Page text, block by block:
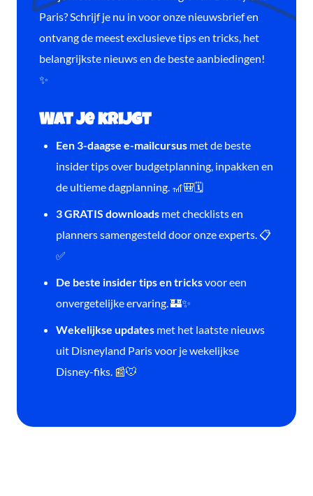
Paris? Schrijf je nu in voor onze nieuwsbrief en
ontvang de meest exclusieve tips en tricks, het
belangrijkste nieuws en de beste aanbiedingen!
✨
Wat je krijgt
Een 3-daagse e-mailcursus met de beste
insider tips over budgetplanning, inpakken en
de ultieme dagplanning. 🎢🎒🗓️
3 GRATIS downloads met checklists en
planners samengesteld door onze experts. 📋
✅
De beste insider tips en tricksvoor een
onvergetelijke ervaring. 🏰✨
Wekelijkse updates met het laatste nieuws
uit Disneyland Paris voor je wekelijkse
Disney-fiks. 📰🐭